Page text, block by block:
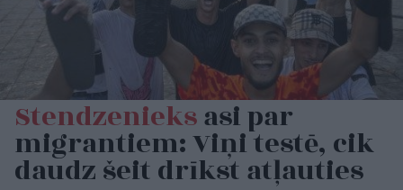
Stendzenieksasi par
migrantiem: Viņi testē, cik
daudz šeit drīkst atļauties